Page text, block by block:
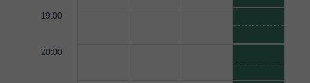
19:00
20:00